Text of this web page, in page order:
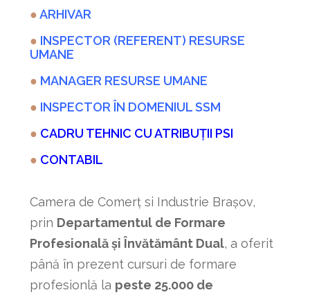
●ARHIVAR
● INSPECTOR (REFERENT) RESURSE
UMANE
● MANAGER RESURSE UMANE
● INSPECTOR ÎN DOMENIUL SSM
● CADRU TEHNIC CU ATRIBUȚII PSI
● CONTABIL
Camera de Comerț si Industrie Brașov,
prin Departamentul de Formare
Profesională și Învătământ Dual, a oferit
până în prezent cursuri de formare
profesionlă la peste 25.000 de